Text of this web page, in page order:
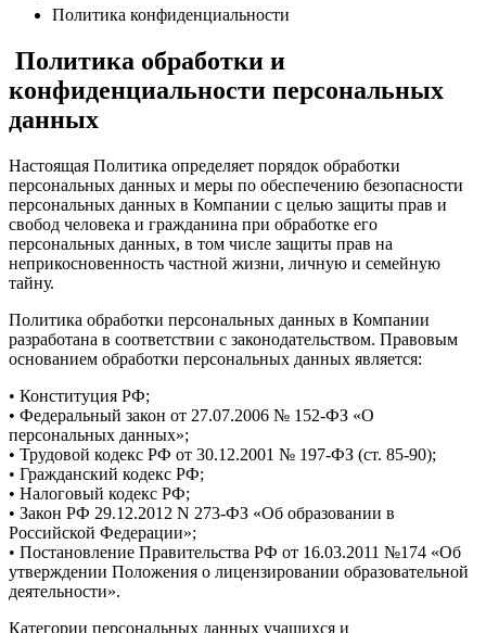
Политика конфиденциальности
Политика обработки и
конфиденциальности персональных
данных
Настоящая Политика определяет порядок обработки
персональных данных и меры по обеспечению безопасности
персональных данных в Компании с целью защиты прав и
свобод человека и гражданина при обработке его
персональных данных, в том числе защиты прав на
неприкосновенность частной жизни, личную и семейную
тайну.
Политика обработки персональных данных в Компании
разработана в соответствии с законодательством. Правовым
основанием обработки персональных данных является:
• Конституция РФ;
• Федеральный закон от 27.07.2006 № 152-ФЗ «О
персональных данных»;
• Трудовой кодекс РФ от 30.12.2001 № 197-ФЗ (ст. 85-90);
• Гражданский кодекс РФ;
• Налоговый кодекс РФ;
• Закон РФ 29.12.2012 N 273-ФЗ «Об образовании в
Российской Федерации»;
• Постановление Правительства РФ от 16.03.2011 №174 «Об
утверждении Положения о лицензировании образовательной
деятельности».
Категории персональных данных учащихся и